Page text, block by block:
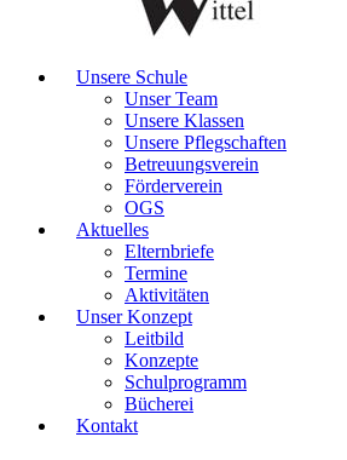
Unsere Schule
Unser Team
Unsere Klassen
Unsere Pflegschaften
Betreuungsverein
Förderverein
OGS
Aktuelles
Elternbriefe
Termine
Aktivitäten
Unser Konzept
Leitbild
Konzepte
Schulprogramm
Bücherei
Kontakt